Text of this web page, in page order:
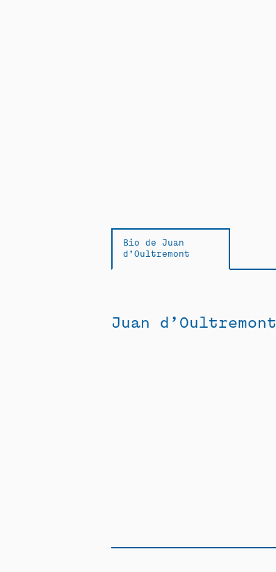
Bio de Juan
d’Oultremont
Juan d’Oultremont